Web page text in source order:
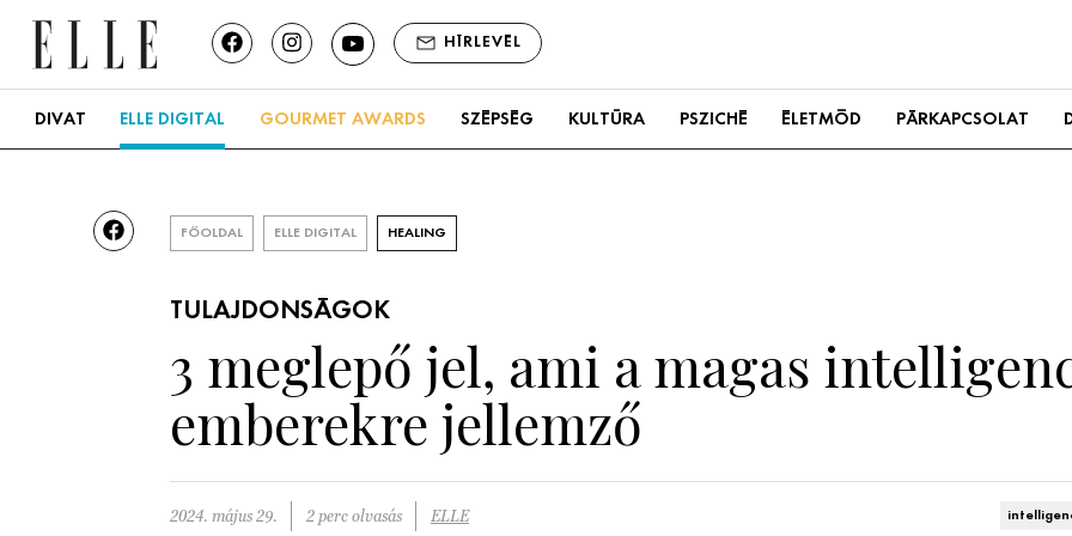
HÍRLEVÉL
DIVAT ELLE DIGITAL GOURMET AWARDS SZÉPSÉG KULTÚRA PSZICHÉ ÉLETMÓD PÁRKAPCSOLAT
FŐOLDAL ELLE DIGITAL HEALING
TULAJDONSÁGOK
3 meglepő jel, ami a magas
emberekre jellemző
2024. május 29. 2 perc olvasás ELLE